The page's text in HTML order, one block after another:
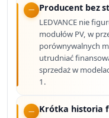
Producent bez
LEDVANCE nie
modułów PV, w
porównywalnych
utrudniać
sprzedaż w
1.
Krótka historia